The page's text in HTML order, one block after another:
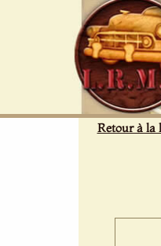
Retour à la
des cookies